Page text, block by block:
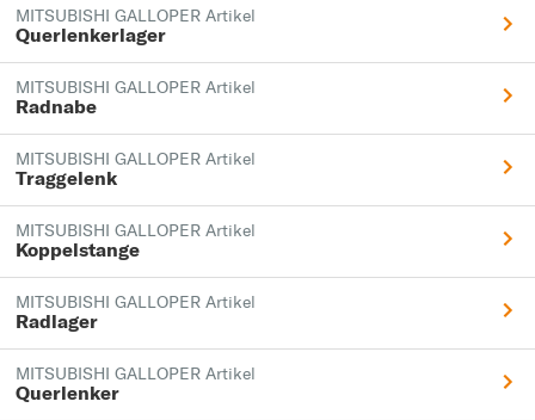
MITSUBISHI GALLOPER Artikel
Querlenkerlager
MITSUBISHI GALLOPER Artikel
Radnabe
MITSUBISHI GALLOPER Artikel
Traggelenk
MITSUBISHI GALLOPER Artikel
Koppelstange
MITSUBISHI GALLOPER Artikel
Radlager
MITSUBISHI GALLOPER Artikel
Querlenker